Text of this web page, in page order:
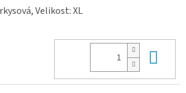
Velikost: XL